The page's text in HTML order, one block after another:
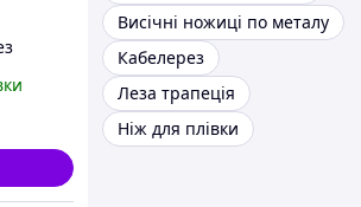
Висічні ножиці по металу
Кабелерез
Леза трапеція
Ніж для плівки